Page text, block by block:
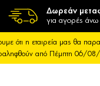
Δωρεάν
για αγορές
ότι η εταιρεία μας θα
από Πέμπτη 06/